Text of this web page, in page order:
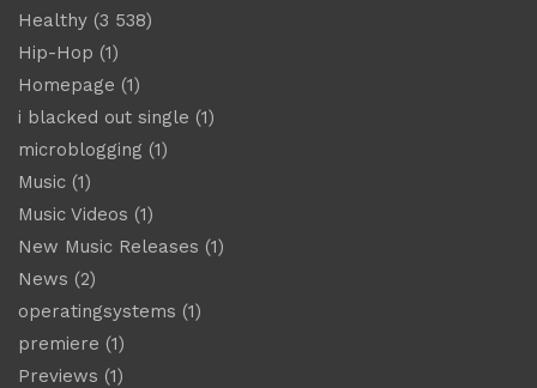
Healthy (3 538)
Hip-Hop (1)
Homepage (1)
i blacked out single (1)
microblogging (1)
Music (1)
Music Videos (1)
New Music Releases (1)
News (2)
operatingsystems (1)
premiere (1)
Previews (1)